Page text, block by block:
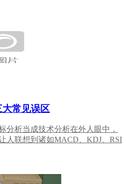
常见误区
分析当成技术分析在外人眼中，
人联想到诸如MACD、KDJ、RSI